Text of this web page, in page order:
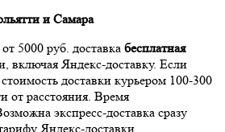
и Самара
5000 руб. доставка бесплатная
включая Яндекс-доставку. Если
доставки курьером 100-300
от расстояния. Время
экспресс-доставка сразу
Яндекс-доставки.